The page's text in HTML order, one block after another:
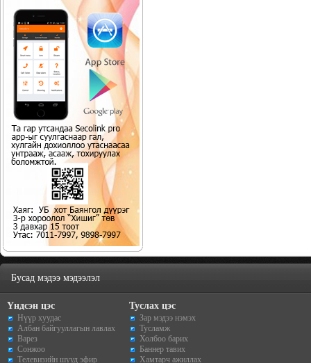
Бусад мэдээ мэдээлэл
Үндсэн цэс
Нүүр хуудас
Албан байгууллагын лавлах
Варез
Сонжоо
Телевизийн шууд эфир
Туслах цэс
Зар мэдээ нэмэх
Тусламж
Холбоо барих
Баннер тавих
Хамтарч ажиллах